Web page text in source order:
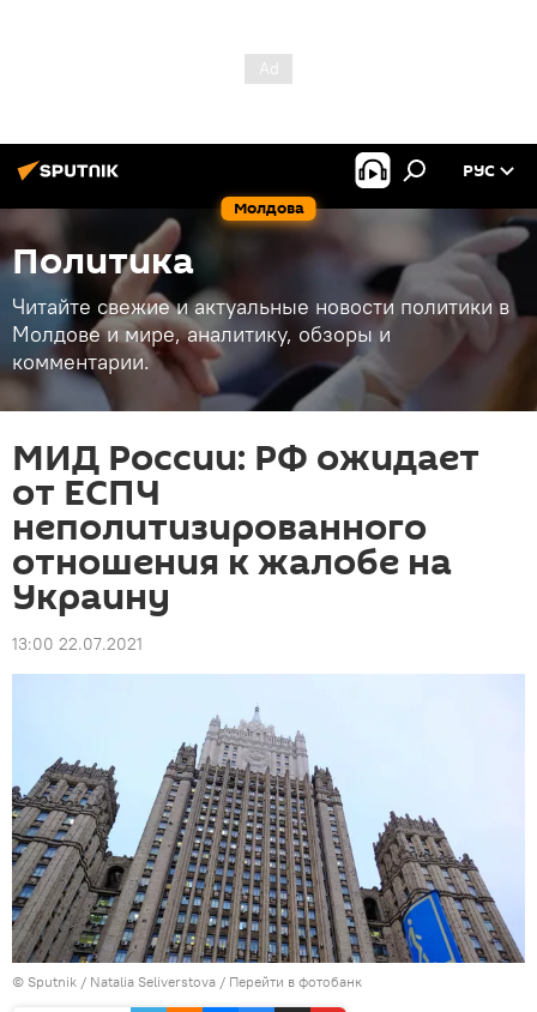
Молдова
РУС
Политика
Читайте свежие и актуальные новости политики в
Молдове и мире, аналитику, обзоры и
комментарии.
МИД России: РФ ожидает
от ЕСПЧ
неполитизированного
отношения к жалобе на
Украину
13:00 22.07.2021
© Sputnik / Natalia Seliverstova / Перейти в фотобанк